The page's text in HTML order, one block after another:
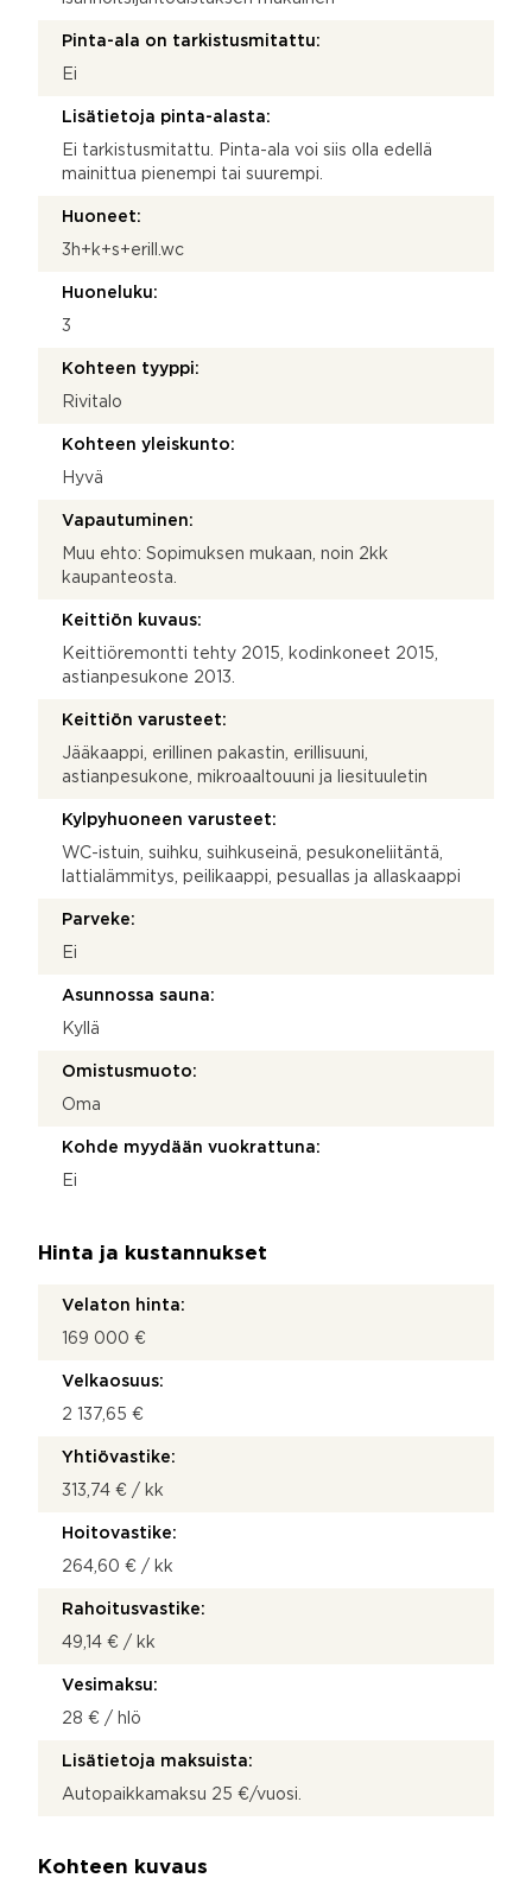
Pinta-ala on tarkistusmitattu:
Ei
Lisätietoja pinta-alasta:
Ei tarkistusmitattu. Pinta-ala voi siis olla edellä
mainittua pienempi tai suurempi.
Huoneet:
3h+k+s+erill.wc
Huoneluku:
3
Kohteen tyyppi:
Rivitalo
Kohteen yleiskunto:
Hyvä
Vapautuminen:
Muu ehto: Sopimuksen mukaan, noin 2kk
kaupanteosta.
Keittiön kuvaus:
Keittiöremontti tehty 2015, kodinkoneet 2015,
astianpesukone 2013.
Keittiön varusteet:
Jääkaappi, erillinen pakastin, erillisuuni,
astianpesukone, mikroaaltouuni ja liesituuletin
Kylpyhuoneen varusteet:
WC-istuin, suihku, suihkuseinä, pesukoneliitäntä,
lattialämmitys, peilikaappi, pesuallas ja allaskaappi
Parveke:
Ei
Asunnossa sauna:
Kyllä
Omistusmuoto:
Oma
Kohde myydään vuokrattuna:
Ei
Hinta ja kustannukset
Velaton hinta:
169 000 €
Velkaosuus:
2 137,65 €
Yhtiövastike:
313,74 € / kk
Hoitovastike:
264,60 € / kk
Rahoitusvastike:
49,14 € / kk
Vesimaksu:
28 € / hlö
Lisätietoja maksuista:
Autopaikkamaksu 25 €/vuosi.
Kohteen kuvaus